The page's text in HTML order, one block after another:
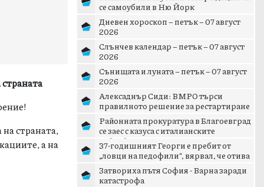
страната,
а на
се самоубили в Ню Йорк
Дневен хороскоп – петък – 07 август
2026
Слънчев календар – петък – 07 август
2026
Сънищата и луната – петък – 07 август
2026
Алексаднър Сиди: ВМРО търси
правилното решение за рестартиране
на патриотичното пространст...
Районната прокуратура в Благоевград
се заес с казуса с италианските
тийнейджъри в Банско
37-годишният Георги е пребит от
„ловци на педофили“, вярвал, че отива
на среща с 15-годишн...
Затвориха пътя София - Варна заради
катастрофа